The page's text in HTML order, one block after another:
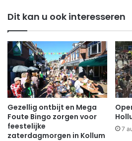
Dit kan u ook interesseren
Gezellig ontbijt en Mega
Foute Bingo zorgen voor
feestelijke
zaterdagmorgen in Kollum
7